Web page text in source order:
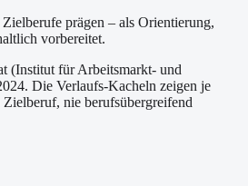
prägen – als Orientierung,
vorbereitet.
(Institut für Arbeitsmarkt- und
. Die Verlaufs-Kacheln zeigen je
nie berufsübergreifend